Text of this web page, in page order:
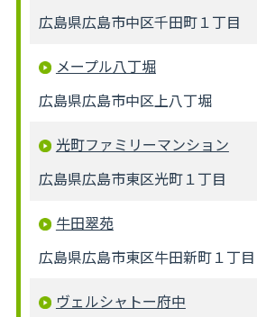
広島県広島市中区千田町１丁目
メープル八丁堀
広島県広島市中区上八丁堀
光町ファミリーマンション
広島県広島市東区光町１丁目
牛田翠苑
広島県広島市東区牛田新町１丁目
ヴェルシャトー府中